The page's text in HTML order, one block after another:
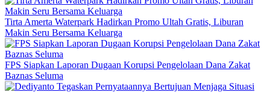
Tirta Amerta Waterpark Hadirkan Promo Ultah Gratis, Liburan
Makin Seru Bersama Keluarga
FPS Siapkan Laporan Dugaan Korupsi Pengelolaan Dana Zakat
Baznas Seluma